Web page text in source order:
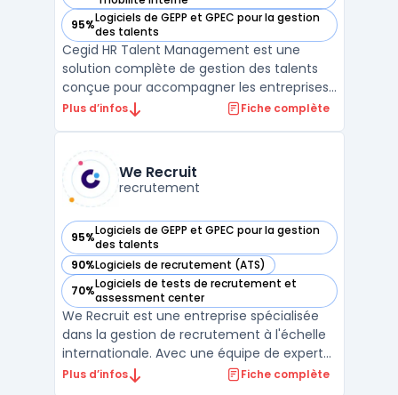
95%Logiciels de GEPP et GPEC pour la gestion
des talents
— voir Cegid HR Talent Management dans cette catégorie
Cegid HR Talent Management est une
solution complète de gestion des talents
conçue pour accompagner les entreprises
dans leur transformation RH. Le logiciel
gestion des compétences, en passant par
l'évaluation des perfo ...
Plus d’infos Fiche complète
We Recruit
recrutement
95%Logiciels de GEPP et GPEC pour la gestion
des talents
— voir We Recruit dans cette catégorie
90%Logiciels de recrutement (ATS)
— voir We Recruit dans cette catégorie
70%Logiciels de tests de recrutement et
assessment center
— voir We Recruit dans cette catégorie
We Recruit est une entreprise spécialisée
dans la gestion de recrutement à l'échelle
internationale. Avec une équipe de experts
SEO et un vaste éventail de services, We
Plus d’infos Fiche complète